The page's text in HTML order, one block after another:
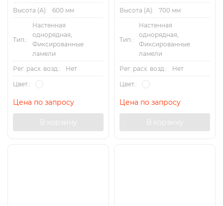
Высота (А):
600 мм
Тип.:
Настенная
однорядная,
Фиксированные
ламели
Рег. расх. возд.:
Нет
Цвет.:
Цена по запросу
В корзину
Высота (А):
700 мм
Тип.:
Настенная
однорядная,
Фиксированные
ламели
Рег. расх. возд.:
Нет
Цвет.:
Цена по запросу
В корзину